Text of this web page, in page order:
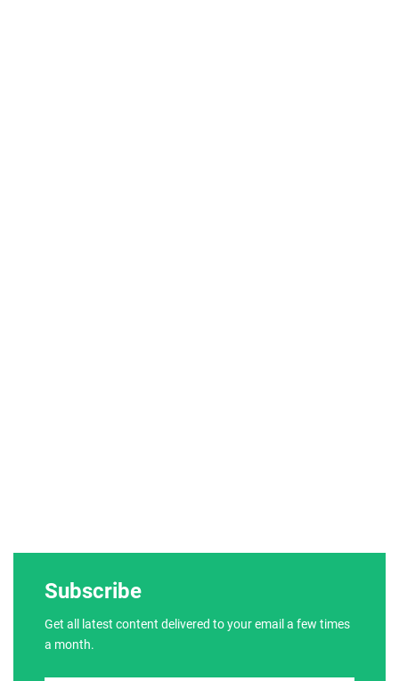
Subscribe
Get all latest content delivered to your email a few times
a month.